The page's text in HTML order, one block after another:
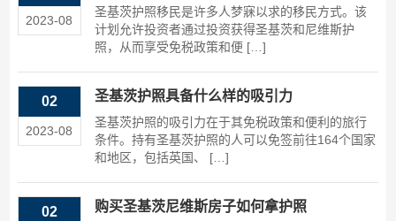
2023-08
圣基茨护照移民是许多人梦寐以求的移民方式。该
计划允许投资者通过投资获得圣基茨和尼维斯护
照，从而享受免税政策和便 […]
02
2023-08
圣基茨护照具备什么样的吸引力
圣基茨护照的吸引力在于其免税政策和便利的旅行
条件。持有圣基茨护照的人可以免签前往164个国家
和地区，包括英国、 […]
02 购买圣基茨尼维斯房子如何拿护照